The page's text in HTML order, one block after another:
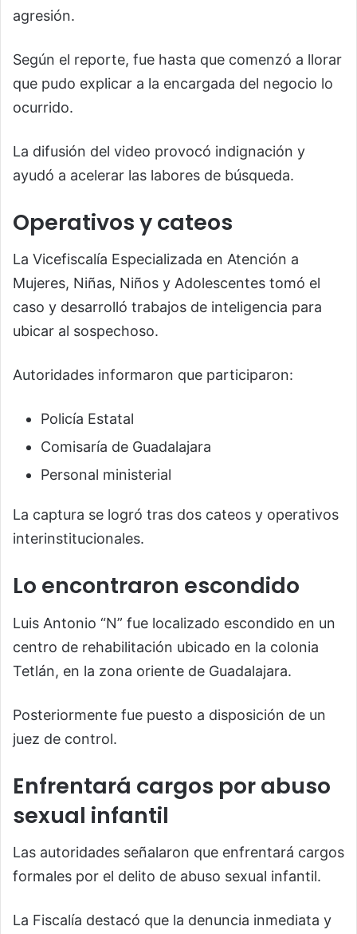
agresión.
Según el reporte, fue hasta que comenzó a llorar
que pudo explicar a la encargada del negocio lo
ocurrido.
La difusión del video provocó indignación y
ayudó a acelerar las labores de búsqueda.
Operativos y cateos
La Vicefiscalía Especializada en Atención a
Mujeres, Niñas, Niños y Adolescentes tomó el
caso y desarrolló trabajos de inteligencia para
ubicar al sospechoso.
Autoridades informaron que participaron:
Policía Estatal
Comisaría de Guadalajara
Personal ministerial
La captura se logró tras dos cateos y operativos
interinstitucionales.
Lo encontraron escondido
Luis Antonio “N” fue localizado escondido en un
centro de rehabilitación ubicado en la colonia
Tetlán, en la zona oriente de Guadalajara.
Posteriormente fue puesto a disposición de un
juez de control.
Enfrentará cargos por abuso
sexual infantil
Las autoridades señalaron que enfrentará cargos
formales por el delito de abuso sexual infantil.
La Fiscalía destacó que la denuncia inmediata y